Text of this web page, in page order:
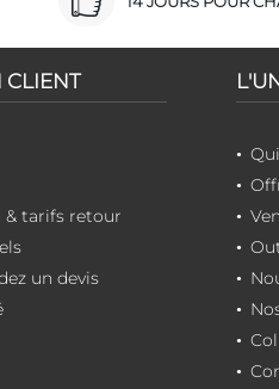
CLIENT
tarifs retour
un devis